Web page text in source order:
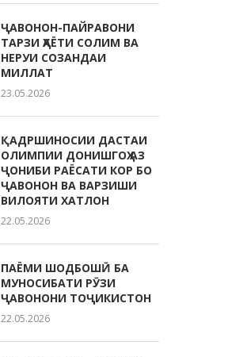
ҶАВОНОН-ПАЙРАВОНИ
ТАРЗИ ҲАЁТИ СОЛИМ ВА
НЕРУИ СОЗАНДАИ
МИЛЛАТ
23.05.2026
ҚАДРШИНОСИИ ДАСТАИ
ОЛИМПИИ ДОНИШГОҲ АЗ
ҶОНИБИ РАЁСАТИ КОР БО
ҶАВОНОН ВА ВАРЗИШИ
ВИЛОЯТИ ХАТЛОН
22.05.2026
ПАЁМИ ШОДБОШӢ БА
МУНОСИБАТИ РӮЗИ
ҶАВОНОНИ ТОҶИКИСТОН
22.05.2026